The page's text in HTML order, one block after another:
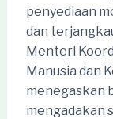
penyediaan
dan
Menteri
Manusia dan
menegaskan
mengadakan